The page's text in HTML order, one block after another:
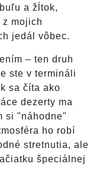
a žĺtok,
mojich
jedál vôbec.
– ten druh
ste v termináli
sa číta ako
dezerty ma
si "náhodne"
ho robí
stretnutia, ale
špeciálnej